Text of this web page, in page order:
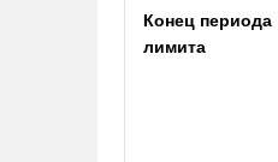
Конец периода
лимита